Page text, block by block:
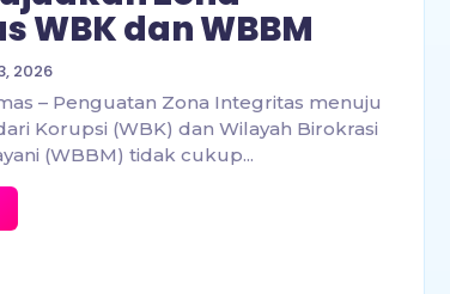
WBK dan WBBM
2026
– Penguatan Zona Integritas menuju
Korupsi (WBK) dan Wilayah Birokrasi
(WBBM) tidak cukup...